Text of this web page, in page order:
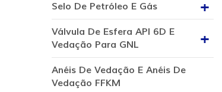
Selo De Petróleo E Gás
Válvula De Esfera API 6D E
Vedação Para GNL
Anéis De Vedação E Anéis De
Vedação FFKM